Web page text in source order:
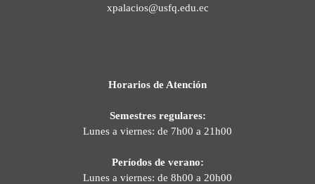
xpalacios@usfq.edu.ec
Horarios de Atención
Semestres regulares:
Lunes a viernes: de 7h00 a 21h00
Períodos de verano:
Lunes a viernes: de 8h00 a 20h00